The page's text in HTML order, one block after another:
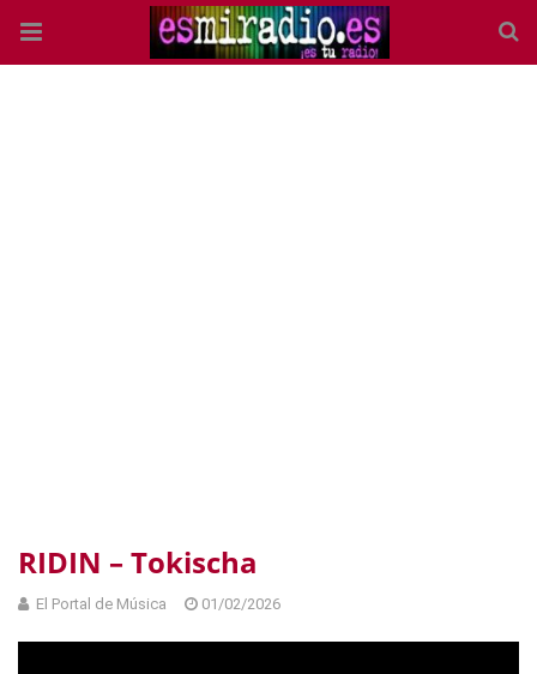
RIDIN – Tokischa
El Portal de Música 01/02/2026